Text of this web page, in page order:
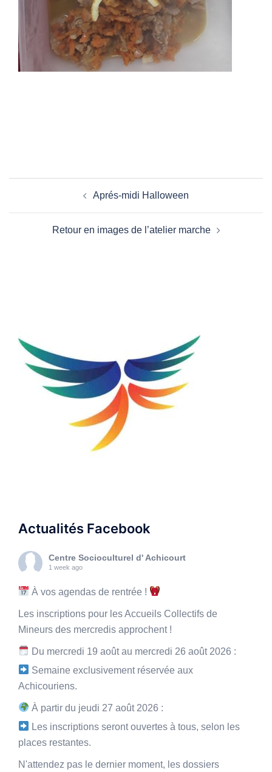
Aprés-midi Halloween
Retour en images de l’atelier marche
Actualités Facebook
Centre Socioculturel d' Achicourt
1 week ago
À vos agendas de rentrée !
Les inscriptions pour les Accueils Collectifs de
Mineurs des mercredis approchent !
Du mercredi 19 août au mercredi 26 août 2026 :
Semaine exclusivement réservée aux
Achicouriens.
À partir du jeudi 27 août 2026 :
Les inscriptions seront ouvertes à tous, selon les
places restantes.
N'attendez pas le dernier moment, les dossiers